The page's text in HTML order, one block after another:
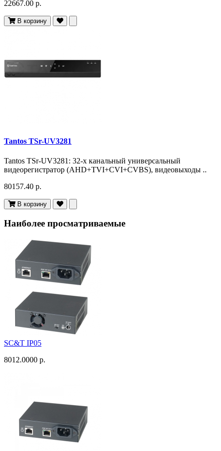
22667.00 р.
В корзину
Tantos TSr-UV3281
Tantos TSr-UV3281: 32-х канальный универсальный
видеорегистратор (AHD+TVI+CVI+CVBS), видеовыходы ..
80157.40 р.
В корзину
Наиболее просматриваемые
SC&T IP05
8012.0000 р.